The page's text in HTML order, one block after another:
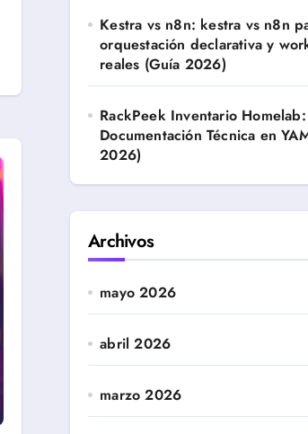
Kestra vs n8n: kestra vs n8n
orquestación declarativa y
reales (Guía 2026)
RackPeek Inventario Homelab:
Documentación Técnica en
2026)
Archivos
mayo 2026
abril 2026
marzo 2026